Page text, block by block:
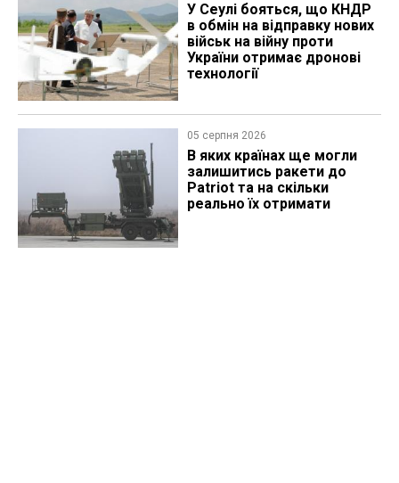
У Сеулі бояться, що КНДР
в обмін на відправку нових
військ на війну проти
України отримає дронові
технології
05 серпня 2026
В яких країнах ще могли
залишитись ракети до
Patriot та на скільки
реально їх отримати